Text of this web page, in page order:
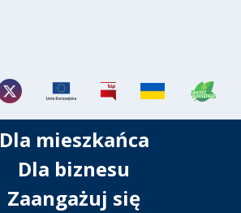
Dla mieszkańca
Dla biznesu
Zaangażuj się